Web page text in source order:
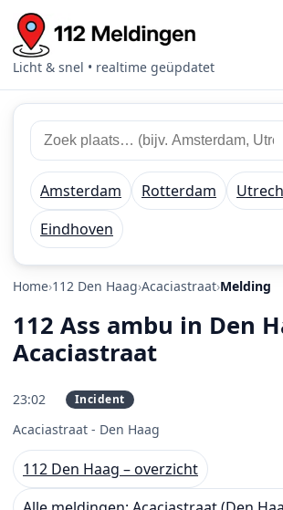
Licht & snel • realtime geüpdatet
Zoek 112 meldingen
Zoek plaats of regio
Amsterdam Rotterdam
Eindhoven
Home 112 Den Haag Acaciastraat Melding
112 Ass ambu in Den
Acaciastraat
23:02 Incident
Acaciastraat - Den Haag
112 Den Haag – overzicht